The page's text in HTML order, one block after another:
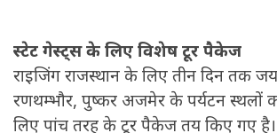
स्टेट गेस्ट्स के लिए विशेष टूर पैकेज
राइजिंग राजस्थान के लिए तीन दिन तक
रणथम्भौर, पुष्कर अजमेर के पर्यटन स्थलों
लिए पांच तरह के टूर पैकेज तय किए गए